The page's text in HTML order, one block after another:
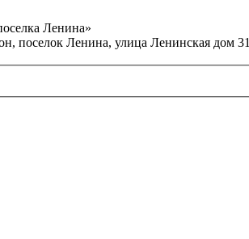
Ленина»
поселок Ленина, улица Ленинская дом 31